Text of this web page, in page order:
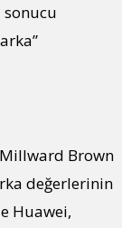
Brown
değerlerinin
Huawei,